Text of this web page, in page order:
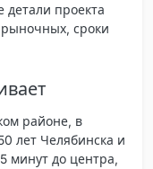
детали проекта
сроки
районе, в
лет Челябинска и
минут до центра,